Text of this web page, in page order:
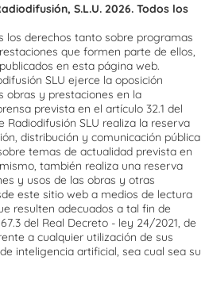
S.L.U. 2026. Todos los
los derechos tanto sobre programas
que formen parte de ellos,
en esta página web.
SLU ejerce la oposición
obras y prestaciones en la
prevista en el artículo 32.1 del
Radiodifusión SLU realiza la reserva
distribución y comunicación pública
temas de actualidad prevista en
también realiza una reserva
y usos de las obras y otras
este sitio web a medios de lectura
resulten adecuados a tal fin de
del Real Decreto - ley 24/2021, de
a cualquier utilización de sus
inteligencia artificial, sea cual sea su